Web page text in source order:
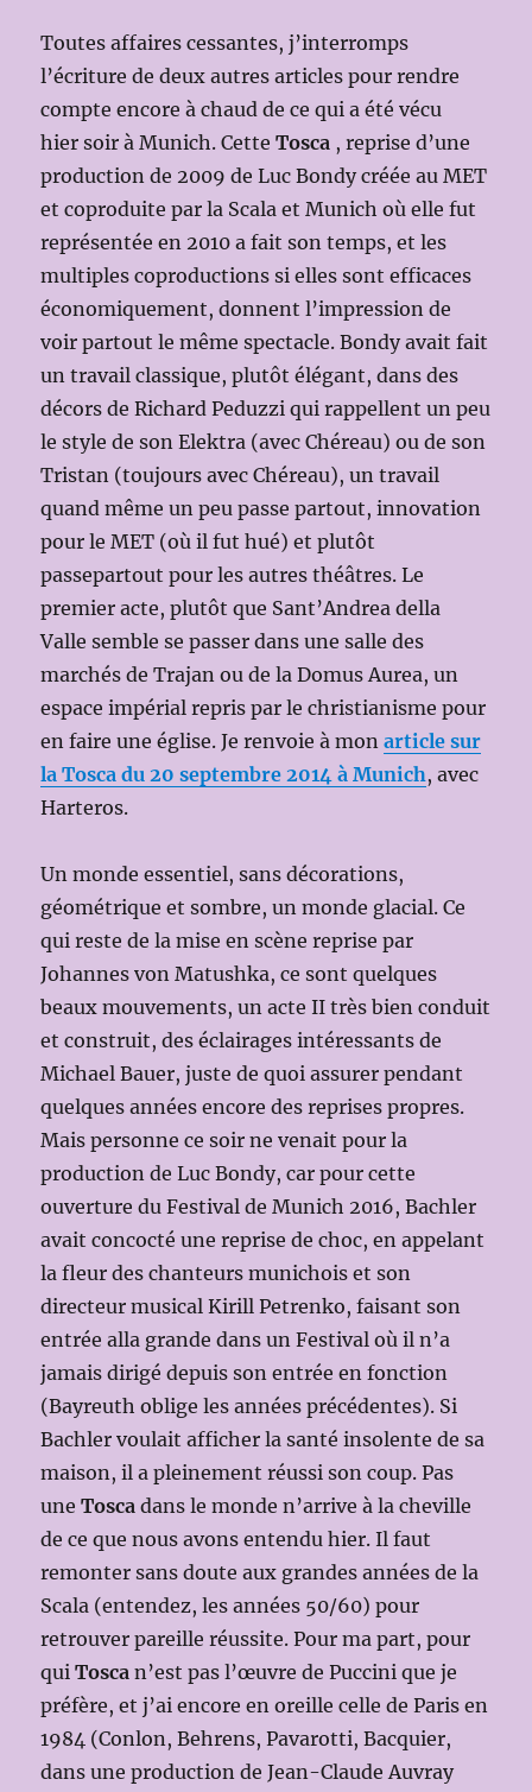
Toutes affaires cessantes, j’interromps
l’écriture de deux autres articles pour rendre
compte encore à chaud de ce qui a été vécu
hier soir à Munich. CetteTosca , reprise d’une
production de 2009 de Luc Bondy créée au MET
et coproduite par la Scala et Munich où elle fut
représentée en 2010 a fait son temps, et les
multiples coproductions si elles sont efficaces
économiquement, donnent l’impression de
voir partout le même spectacle. Bondy avait fait
un travail classique, plutôt élégant, dans des
décors de Richard Peduzzi qui rappellent un peu
le style de son Elektra (avec Chéreau) ou de son
Tristan (toujours avec Chéreau), un travail
quand même un peu passe partout, innovation
pour le MET (où il fut hué) et plutôt
passepartout pour les autres théâtres. Le
premier acte, plutôt que Sant’Andrea della
Valle semble se passer dans une salle des
marchés de Trajan ou de la Domus Aurea, un
espace impérial repris par le christianisme pour
en faire une église. Je renvoie à monarticle sur
la Tosca du 20 septembre 2014 à Munich, avec
Harteros.
Un monde essentiel, sans décorations,
géométrique et sombre, un monde glacial. Ce
qui reste de la mise en scène reprise par
Johannes von Matushka, ce sont quelques
beaux mouvements, un acte II très bien conduit
et construit, des éclairages intéressants de
Michael Bauer, juste de quoi assurer pendant
quelques années encore des reprises propres.
Mais personne ce soir ne venait pour la
production de Luc Bondy, car pour cette
ouverture du Festival de Munich 2016, Bachler
avait concocté une reprise de choc, en appelant
la fleur des chanteurs munichois et son
directeur musical Kirill Petrenko, faisant son
entrée alla grande dans un Festival où il n’a
jamais dirigé depuis son entrée en fonction
(Bayreuth oblige les années précédentes). Si
Bachler voulait afficher la santé insolente de sa
maison, il a pleinement réussi son coup. Pas
uneTosca dans le monde n’arrive à la cheville
de ce que nous avons entendu hier. Il faut
remonter sans doute aux grandes années de la
Scala (entendez, les années 50/60) pour
retrouver pareille réussite. Pour ma part, pour
quiToscan’est pas l’œuvre de Puccini que je
préfère, et j’ai encore en oreille celle de Paris en
1984 (Conlon, Behrens, Pavarotti, Bacquier,
dans une production de Jean-Claude Auvray